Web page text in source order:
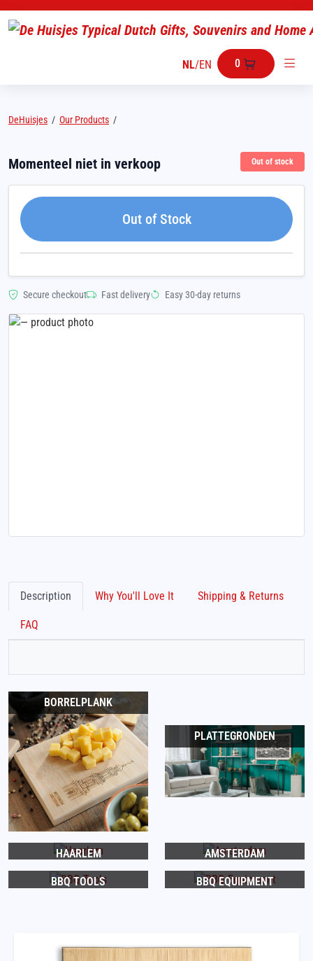
NL/EN 0
DeHuisjes / Our Products /
Momenteel niet in verkoop Out of stock
Out of Stock
Secure checkout Fast delivery Easy 30-day returns
Description Why You'll Love It Shipping & Returns
FAQ
BORRELPLANK
PLATTEGRONDEN
HAARLEM AMSTERDAM
BBQ TOOLS BBQ EQUIPMENT